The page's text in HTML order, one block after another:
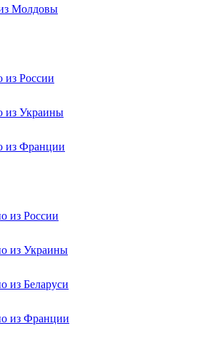
Молдовы
из России
из Украины
из Франции
из России
из Украины
из Беларуси
из Франции